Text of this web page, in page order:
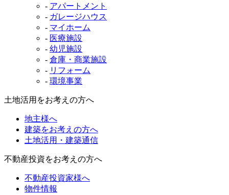
- アパートメント
- ガレージハウス
- マイホーム
- 医療施設
- 幼児施設
- 倉庫・商業施設
- リフォーム
- 環境事業
土地活用をお考えの方へ
地主様へ
建築をお考えの方へ
土地活用・建築通信
不動産投資をお考えの方へ
不動産投資家様へ
物件情報